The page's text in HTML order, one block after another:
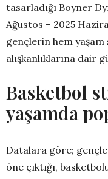
tasarladığı Boyner
Ağustos – 2025
gençlerin hem
alışkanlıklarına dair
Basketbol
yaşamda
Datalara göre;
öne çıktığı,